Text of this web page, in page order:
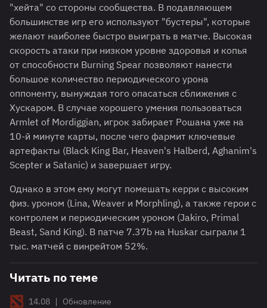
"хейта" со стороны сообщества. В подавляющем
большинстве игр его используют "бустеры", которые
желают наиболее быстро выиграть в матче. Высокая
скорость атаки при низком уровне здоровья и копья
от способности Burning Spear позволяют нанести
большое количество периодического урона
оппоненту, вынуждая того опасаться сближения с
Хускаром. В случае хорошего умения пользоваться
Armlet of Mordiggian, игрок забирает Рошана уже на
10-й минуте карты, после чего фармит ключевые
артефакты (Black King Bar, Heaven's Halberd, Aghanim's
Scepter и Satanic) и завершает игру.
Однако в этом ему могут помешать керри с высоким
физ. уроном (Lina, Weaver и Morphling), а также герои с
контролем и периодическим уроном (Jakiro, Primal
Beast, Sand King). В патче 7.37b на Huskar сыграли 1
тыс. матчей с винрейтом 52%.
Читать по теме
14.08 | Обновление